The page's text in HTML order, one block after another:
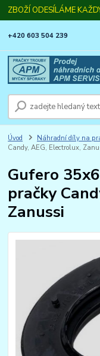
ZBOŽÍ ODESÍLÁME
+420 603 504 239
Úvod Náhradní díly na
Candy, AEG, Electrolux,
Gufero
pračky
Zanussi